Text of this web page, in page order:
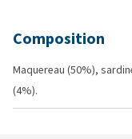
Composition
Maquereau (50%),
(4%).